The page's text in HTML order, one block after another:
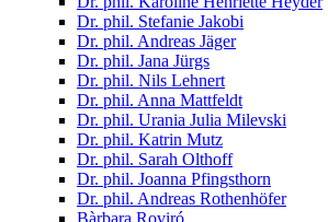
Dr. phil. Stefanie Jakobi
Dr. phil. Andreas Jäger
Dr. phil. Jana Jürgs
Dr. phil. Nils Lehnert
Dr. phil. Anna Mattfeldt
Dr. phil. Urania Julia Milevski
Dr. phil. Katrin Mutz
Dr. phil. Sarah Olthoff
Dr. phil. Joanna Pfingsthorn
Dr. phil. Andreas Rothenhöfer
Bàrbara Roviró